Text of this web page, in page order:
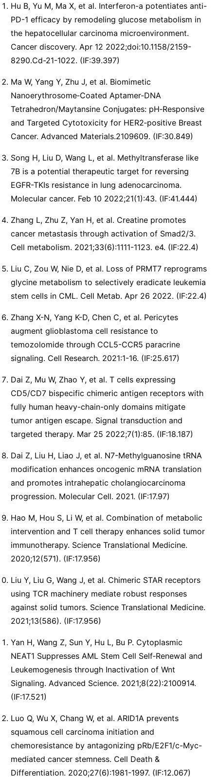
Hu B, Yu M, Ma X, et al. Interferon-a potentiates anti-
PD-1 efficacy by remodeling glucose metabolism in
the hepatocellular carcinoma microenvironment.
Cancer discovery. Apr 12 2022;doi:10.1158/2159-
8290.Cd-21-1022. (IF:39.397)
Ma W, Yang Y, Zhu J, et al. Biomimetic
Nanoerythrosome‐Coated Aptamer‐DNA
Tetrahedron/Maytansine Conjugates: pH‐Responsive
and Targeted Cytotoxicity for HER2‐positive Breast
Cancer. Advanced Materials.2109609. (IF:30.849)
Song H, Liu D, Wang L, et al. Methyltransferase like
7B is a potential therapeutic target for reversing
EGFR-TKIs resistance in lung adenocarcinoma.
Molecular cancer. Feb 10 2022;21(1):43. (IF:41.444)
Zhang L, Zhu Z, Yan H, et al. Creatine promotes
cancer metastasis through activation of Smad2/3.
Cell metabolism. 2021;33(6):1111-1123. e4. (IF:22.4)
Liu C, Zou W, Nie D, et al. Loss of PRMT7 reprograms
glycine metabolism to selectively eradicate leukemia
stem cells in CML. Cell Metab. Apr 26 2022. (IF:22.4)
Zhang X-N, Yang K-D, Chen C, et al. Pericytes
augment glioblastoma cell resistance to
temozolomide through CCL5-CCR5 paracrine
signaling. Cell Research. 2021:1-16. (IF:25.617)
Dai Z, Mu W, Zhao Y, et al. T cells expressing
CD5/CD7 bispecific chimeric antigen receptors with
fully human heavy-chain-only domains mitigate
tumor antigen escape. Signal transduction and
targeted therapy. Mar 25 2022;7(1):85. (IF:18.187)
Dai Z, Liu H, Liao J, et al. N7-Methylguanosine tRNA
modification enhances oncogenic mRNA translation
and promotes intrahepatic cholangiocarcinoma
progression. Molecular Cell. 2021. (IF:17.97)
Hao M, Hou S, Li W, et al. Combination of metabolic
intervention and T cell therapy enhances solid tumor
immunotherapy. Science Translational Medicine.
2020;12(571). (IF:17.956)
Liu Y, Liu G, Wang J, et al. Chimeric STAR receptors
using TCR machinery mediate robust responses
against solid tumors. Science Translational Medicine.
2021;13(586). (IF:17.956)
Yan H, Wang Z, Sun Y, Hu L, Bu P. Cytoplasmic
NEAT1 Suppresses AML Stem Cell Self‐Renewal and
Leukemogenesis through Inactivation of Wnt
Signaling. Advanced Science. 2021;8(22):2100914.
(IF:17.521)
Luo Q, Wu X, Chang W, et al. ARID1A prevents
squamous cell carcinoma initiation and
chemoresistance by antagonizing pRb/E2F1/c-Myc-
mediated cancer stemness. Cell Death &
Differentiation. 2020;27(6):1981-1997. (IF:12.067)